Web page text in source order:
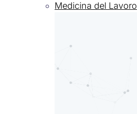
Medicina del Lavoro